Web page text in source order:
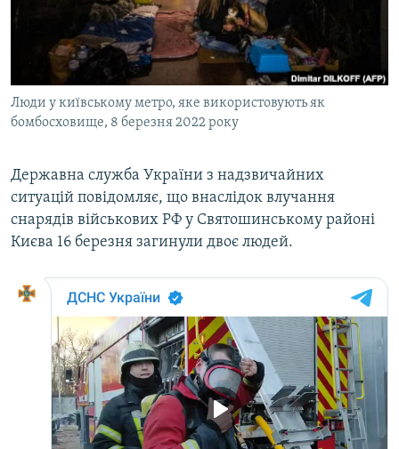
СПЕЦПРОЄКТИ
ПОДКАСТИ
КРИМ РЕАЛІЇ
РУС
КТАТ
ДОЛУЧАЙСЯ!
Усі сайти RFE/RL
Люди у київському метро, яке використовують як
бомбосховище, 8 березня 2022 року
Державна служба України з надзвичайних
ситуацій повідомляє, що внаслідок влучання
снарядів військових РФ у Святошинському районі
Києва 16 березня загинули двоє людей.